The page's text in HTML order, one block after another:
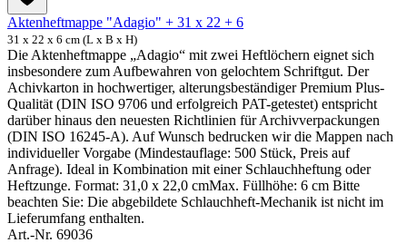
Aktenheftmappe "Adagio" + 31 x 22 + 6
31 x 22 x 6 cm (L x B x H)
Die Aktenheftmappe „Adagio“ mit zwei Heftlöchern eignet sich
insbesondere zum Aufbewahren von gelochtem Schriftgut. Der
Achivkarton in hochwertiger, alterungsbeständiger Premium Plus-
Qualität (DIN ISO 9706 und erfolgreich PAT-getestet) entspricht
darüber hinaus den neuesten Richtlinien für Archivverpackungen
(DIN ISO 16245-A). Auf Wunsch bedrucken wir die Mappen nach
individueller Vorgabe (Mindestauflage: 500 Stück, Preis auf
Anfrage). Ideal in Kombination mit einer Schlauchheftung oder
Heftzunge. Format: 31,0 x 22,0 cmMax. Füllhöhe: 6 cm Bitte
beachten Sie: Die abgebildete Schlauchheft-Mechanik ist nicht im
Lieferumfang enthalten.
Art.-Nr. 69036